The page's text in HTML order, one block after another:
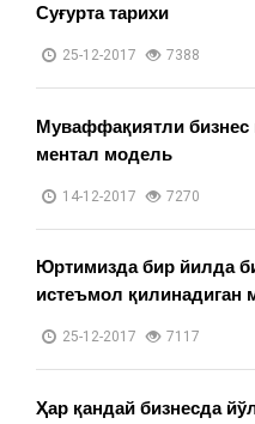
Суғурта тарихи
25-12-2017 7388
Муваффақиятли бизнес
ментал модель
14-12-2017 7270
Юртимизда бир йилда
истеъмол қилинадиган
25-12-2017 7117
Ҳар қандай бизнесда